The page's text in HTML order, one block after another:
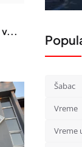
v...
Šabac
Vreme
Vreme